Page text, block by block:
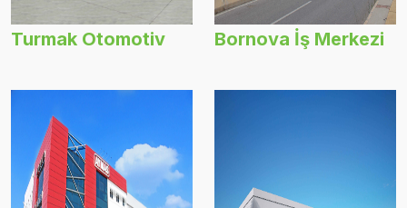
Turmak Otomotiv Bornova İş Merkezi